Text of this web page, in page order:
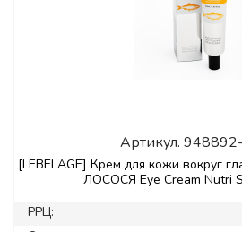
Артикул.
[LEBELAGE] Крем для кожи вокруг
ЛОСОСЯ Eye Cream Nutri
РРЦ: